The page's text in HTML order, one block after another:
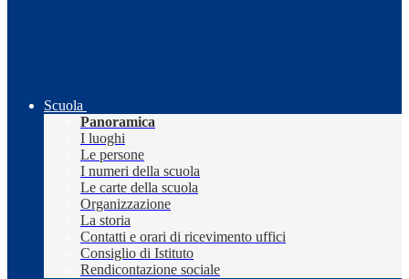
Scuola
Panoramica
I luoghi
Le persone
I numeri della scuola
Le carte della scuola
Organizzazione
La storia
Contatti e orari di ricevimento uffici
Consiglio di Istituto
Rendicontazione sociale